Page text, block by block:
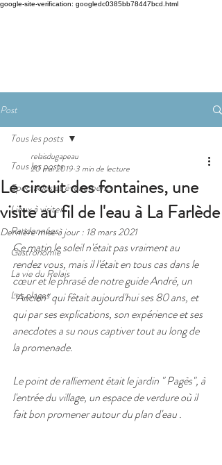
google-site-verification: googledc0385bb78447bcd.html
Post
Tous les posts
Spectacles et évènements
Lieux à visiter
Randonnées
Gastronomie
La vie du Relais
Les plages
Tous les posts
Le circuit des fontaines, une
visite au fil de l'eau à La Farlède
relaisdugapeau
20 mai 2019 3 min de lecture
Dernière mise à jour : 18 mars 2021
Ce matin le soleil n'était pas vraiment au
rendez vous, mais il l'était en tous cas dans le
cœur et le phrasé de notre guide André, un
"Ancien" qui fêtait aujourd'hui ses 80 ans, et
qui par ses explications, son expérience et ses
anecdotes a su nous captiver tout au long de
la promenade.
Le point de ralliement était le jardin " Pagès", à
l'entrée du village, un espace de verdure où il
fait bon promener autour du plan d'eau .